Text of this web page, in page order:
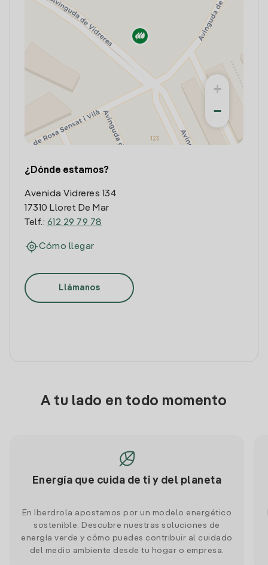
+
−
¿Dónde estamos?
Avenida Vidreres 134
17310 Lloret De Mar
Telf.: 612 29 79 78
Cómo llegar
Llámanos
A tu lado en todo momento
Energía que cuida de ti y del planeta
En Iberdrola apostamos por un modelo energético
sostenible. Descubre nuestras soluciones de
energía verde y cómo puedes contribuir al cuidado
del medio ambiente desde tu hogar o empresa.